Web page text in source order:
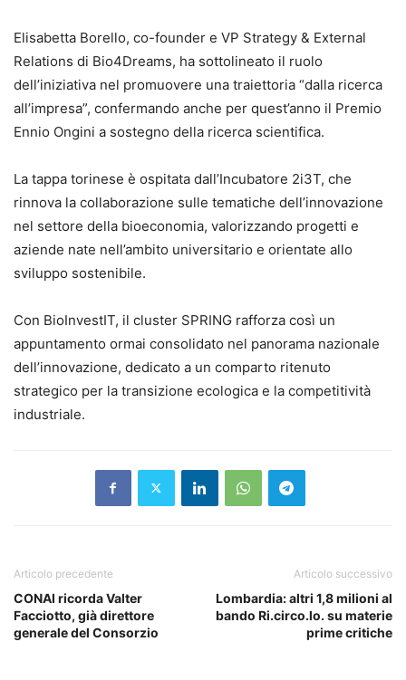
Elisabetta Borello, co-founder e VP Strategy & External
Relations di Bio4Dreams, ha sottolineato il ruolo
dell’iniziativa nel promuovere una traiettoria “dalla ricerca
all’impresa”, confermando anche per quest’anno il Premio
Ennio Ongini a sostegno della ricerca scientifica.
La tappa torinese è ospitata dall’Incubatore 2i3T, che
rinnova la collaborazione sulle tematiche dell’innovazione
nel settore della bioeconomia, valorizzando progetti e
aziende nate nell’ambito universitario e orientate allo
sviluppo sostenibile.
Con BioInvestIT, il cluster SPRING rafforza così un
appuntamento ormai consolidato nel panorama nazionale
dell’innovazione, dedicato a un comparto ritenuto
strategico per la transizione ecologica e la competitività
industriale.
Articolo precedente
CONAI ricorda Valter
Facciotto, già direttore
generale del Consorzio
Articolo successivo
Lombardia: altri 1,8 milioni al
bando Ri.circo.lo. su materie
prime critiche